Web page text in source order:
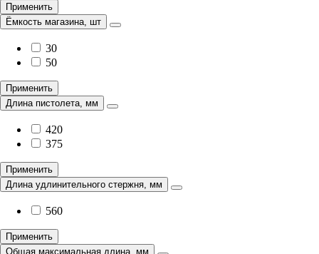
Применить
Ёмкость магазина, шт
30
50
Применить
Длина пистолета, мм
420
375
Применить
Длина удлинительного стержня, мм
560
Применить
Общая максимальная длина, мм